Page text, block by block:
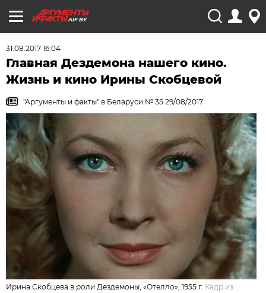
AIF.BY
31.08.2017 16:04
Главная Дездемона нашего кино.
Жизнь и кино Ирины Скобцевой
"Аргументы и факты" в Беларуси № 35 29/08/2017
Ирина Скобцева в роли Дездемоны, «Отелло», 1955 г. Кадр из